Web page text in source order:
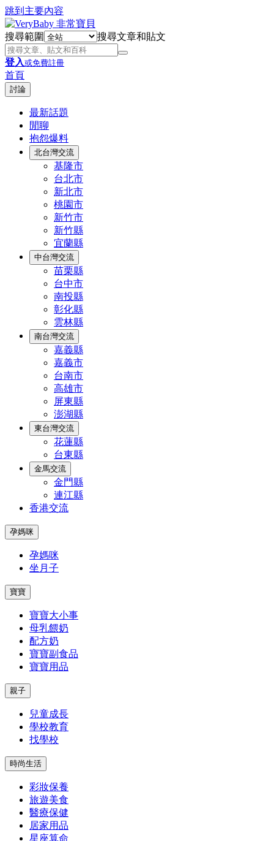
跳到主要內容
搜尋範圍 搜尋文章和貼文
登入或免費註冊
首頁
討論
最新話題
閒聊
抱怨爆料
北台灣交流
基隆市
台北市
新北市
桃園市
新竹市
新竹縣
宜蘭縣
中台灣交流
苗栗縣
台中市
南投縣
彰化縣
雲林縣
南台灣交流
嘉義縣
嘉義市
台南市
高雄市
屏東縣
澎湖縣
東台灣交流
花蓮縣
台東縣
金馬交流
金門縣
連江縣
香港交流
孕媽咪
孕媽咪
坐月子
寶寶
寶寶大小事
母乳餵奶
配方奶
寶寶副食品
寶寶用品
親子
兒童成長
學校教育
找學校
時尚生活
彩妝保養
旅遊美食
醫療保健
居家用品
星座算命